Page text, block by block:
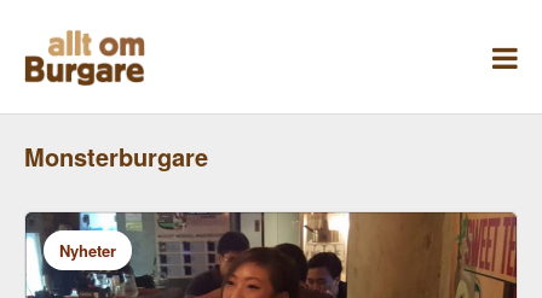
innehåll
Monsterburgare
Nyheter